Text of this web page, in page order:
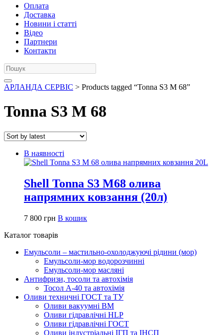
Оплата
Доставка
Новини і статті
Відео
Партнери
Контакти
АРЛАНДА СЕРВІС > Products tagged “Tonna S3 M 68”
Tonna S3 M 68
В наявності
Shell Tonna S3 M68 олива
напрямних ковзання (20л)
7 800 грн В кошик
Каталог товарів
Емульсоли – мастильно-охолоджуючі рідини (мор)
Емульсоли-мор водорозчинні
Емульсоли-мор масляні
Антифризи, тосоли та автохімія
Тосол А-40 та автохімія
Оливи техничні ГОСТ та ТУ
Оливи вакуумні ВМ
Оливи гідравлічні HLP
Оливи гідравлічні ГОСТ
Оливи індустріальні ІГП та ІНСП